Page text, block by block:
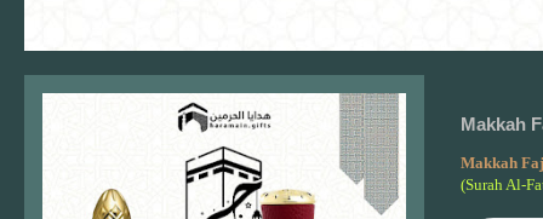
Makkah
Makkah
(Surah Al-